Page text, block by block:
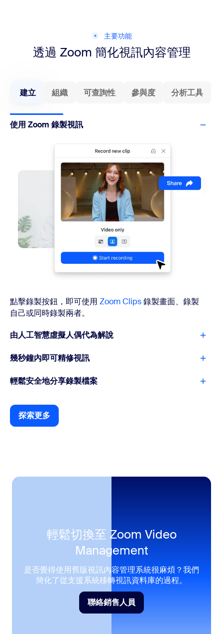
主要功能
透過 Zoom 簡化視訊內容管理
建立 組織 可查詢性 參與度 分析工具
使用 Zoom 錄製視訊
點擊錄製按鈕，即可使用 Zoom Clips錄製畫面、錄製
自己或同時錄製兩者。
由人工智慧虛擬人偶代為解說
幾秒鐘內即可精修視訊
輕鬆安全地分享錄製檔案
探索更多
探索更多
輕鬆切換至 Zoom Video
Management
是否覺得使用舊版視訊內容管理系統很麻煩？我們
簡化了從支援系統移轉視訊資料庫的過程。
聯絡銷售人員
聯絡銷售人員